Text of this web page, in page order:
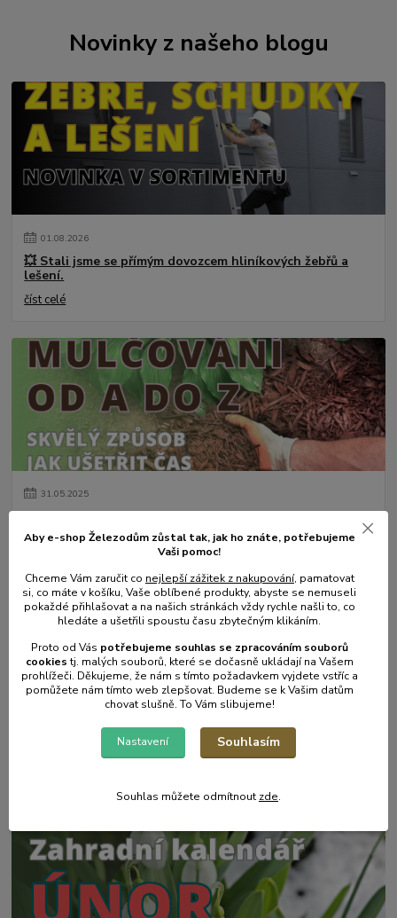
Novinky z našeho blogu
01.08.2026
💥 Stali jsme se přímým dovozcem hliníkových žebřů a
lešení.
číst celé
31.05.2025
číst celé
Zahradní postřikovače - skvělý pomocník na zahradu.
Aby e-shop Železodům zůstal tak, jak ho znáte, potřebujeme
Vaši pomoc!
Chceme Vám zaručit co nejlepší zážitek z nakupování, pamatovat
si, co máte v košíku, Vaše oblíbené produkty, abyste se nemuseli
pokaždé přihlašovat a na našich stránkách vždy rychle našli to, co
hledáte a ušetřili spoustu času zbytečným klikáním.
Proto od Vás potřebujeme souhlas se zpracováním souborů
cookiestj. malých souborů, které se dočasně ukládají na Vašem
prohlížeči. Děkujeme, že nám s tímto požadavkem vyjdete vstříc a
pomůžete nám tímto web zlepšovat. Budeme se k Vašim datům
chovat slušně. To Vám slibujeme!
Nastavení Souhlasím
Souhlas můžete odmítnout zde.